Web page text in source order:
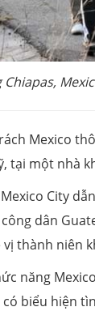
Mexico
tại một nhà
City
dân
thành niên
năng
biểu hiện